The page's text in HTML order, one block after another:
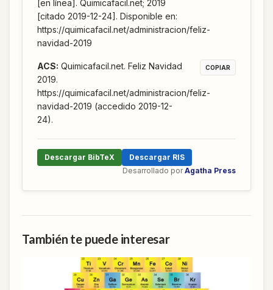
[en línea]. Quimicafacil.net; 2019
[citado 2019-12-24]. Disponible en:
https://quimicafacil.net/administracion/feliz-
navidad-2019
ACS: Quimicafacil.net. Feliz Navidad
2019.
https://quimicafacil.net/administracion/feliz-
navidad-2019 (accedido 2019-12-
24).
COPIAR
Descargar BibTeX
Descargar RIS
Desarrollado por Agatha Press
También te puede interesar